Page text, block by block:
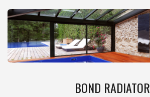
BOND RADIATOR